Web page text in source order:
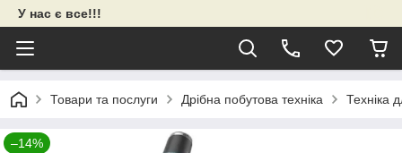
У нас є все!!!
Товари та послуги Дрібна побутова техніка Техніка
–14%